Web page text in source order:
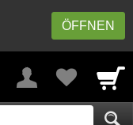
ÖFFNEN